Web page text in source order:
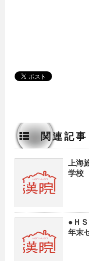
関連記事
上海
学校
●Ｈ
年末